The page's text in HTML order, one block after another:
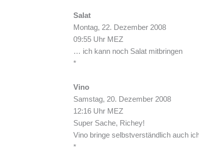
Salat
Montag, 22. Dezember 2008
09:55 Uhr MEZ
… ich kann noch Salat mitbringen
*
Vino
Samstag, 20. Dezember 2008
12:16 Uhr MEZ
Super Sache, Richey!
Vino bringe selbstverständlich auch
*